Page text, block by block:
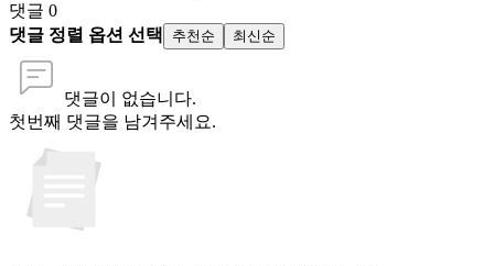
댓글 0
댓글 정렬 옵션 선택
추천순 최신순
댓글이 없습니다.
첫번째 댓글을 남겨주세요.